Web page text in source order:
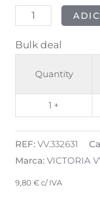
Bulk deal
Quantity
1 +
REF:VV.332631
Marca:VICTORIA
9,80€ c/ IVA